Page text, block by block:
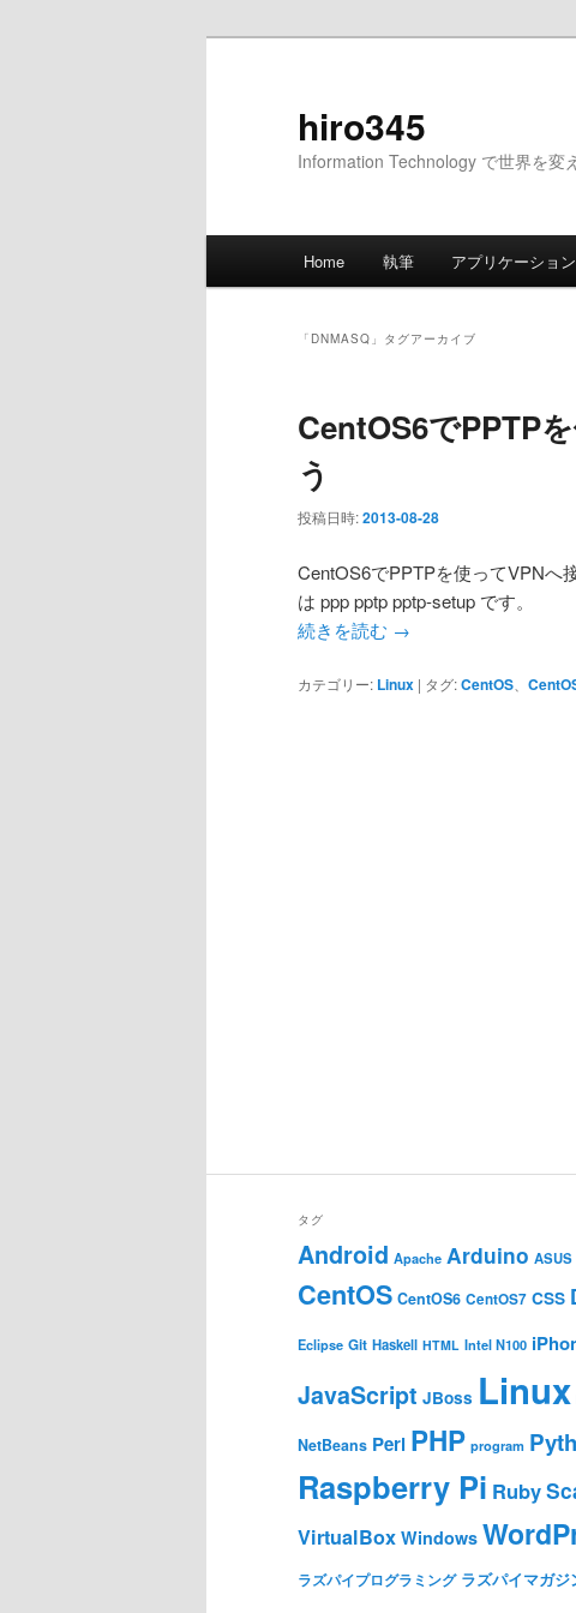
hiro345
Information Technology で世界を変
Home 執筆 アプリケーション
「 DNMASQ 」タグアーカイブ
CentOS6でPPTP
う
投稿日時:2013-08-28
CentOS6でPPTPを使ってVPNへ
は ppp pptp pptp-setup です。
続きを読む →
カテゴリー: Linux | タグ:CentOS
タグ
Android Apache Arduino ASUS
CentOS CentOS6 CentOS7 CSS
Eclipse Git Haskell HTML Intel N100
JavaScript JBoss Linux
NetBeans Perl PHP program
Raspberry Pi Ruby
VirtualBox Windows
ラズパイプログラミング ラズパイマガジ